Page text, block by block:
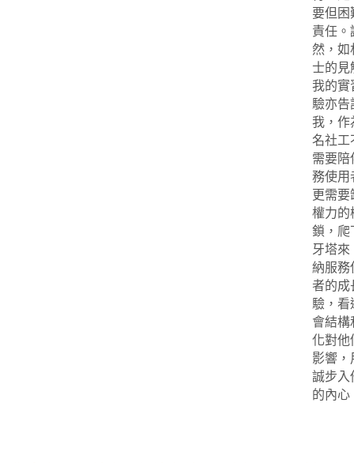
要但困
責任。
然，如
士的見
我的實
驗亦告
我，作
名社工
需要陪
務使用
更需要
權力的
鎖，爬
牙塔來
納服務
者的成
驗，看
會結構
化對他
影響，
誠步入
的內心